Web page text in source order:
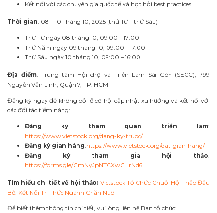
Kết nối với các chuyên gia quốc tế và học hỏi best practices
Thời gian: 08 – 10 Tháng 10, 2025 (thứ Tư – thứ Sáu)
Thứ Tư ngày 08 tháng 10, 09:00 – 17:00
Thứ Năm ngày 09 tháng 10, 09:00 – 17:00
Thứ Sáu ngày 10 tháng 10, 09:00 – 16:00
Địa điểm: Trung tâm Hội chợ và Triển Lãm Sài Gòn (SECC), 799
Nguyễn Văn Linh, Quận 7, TP. HCM
Đăng ký ngay để không bỏ lỡ cơ hội cập nhật xu hướng và kết nối với
các đối tác tiềm năng:
Đăng ký tham quan triển lãm:
https://www.vietstock.org/dang-ky-truoc/
Đăng ký gian hàng:https://www.vietstock.org/dat-gian-hang/
Đăng ký tham gia hội thảo:
https://forms.gle/GmNyJpNTCXwCHrNd6
Tìm hiểu chi tiết về hội thảo: Vietstock Tổ Chức Chuỗi Hội Thảo Đầu
Bờ, Kết Nối Tri Thức Ngành Chăn Nuôi
Để biết thêm thông tin chi tiết, vui lòng liên hệ Ban tổ chức: